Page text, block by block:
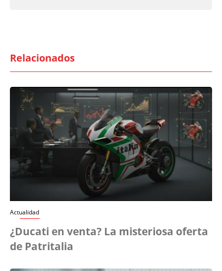
Relacionados
Actualidad
¿Ducati en venta? La misteriosa oferta
de Patritalia